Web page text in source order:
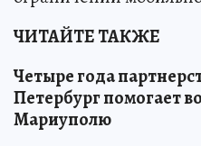
ЧИТАЙТЕ ТАКЖЕ
Четыре года
Петербург помогает
Мариуполю